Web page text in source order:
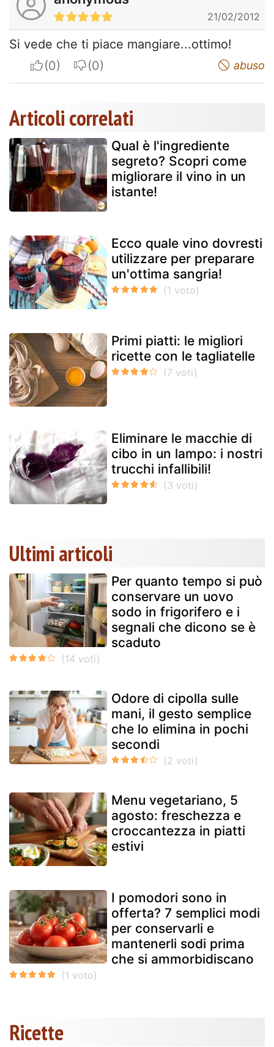
21/02/2012
Si vede che ti piace mangiare...ottimo!
I apreciateI do not appreciate abuso
Articoli correlati
Qual è l'ingrediente
segreto? Scopri come
migliorare il vino in un
istante!
Ecco quale vino dovresti
utilizzare per preparare
un'ottima sangria!
Primi piatti: le migliori
ricette con le tagliatelle
Eliminare le macchie di
cibo in un lampo: i nostri
trucchi infallibili!
Ultimi articoli
Per quanto tempo si può
conservare un uovo
sodo in frigorifero e i
segnali che dicono se è
scaduto
Odore di cipolla sulle
mani, il gesto semplice
che lo elimina in pochi
secondi
Menu vegetariano, 5
agosto: freschezza e
croccantezza in piatti
estivi
I pomodori sono in
offerta? 7 semplici modi
per conservarli e
mantenerli sodi prima
che si ammorbidiscano
Ricette